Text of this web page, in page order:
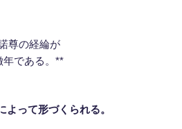
尊の経綸が
年である。**
よって形づくられる。